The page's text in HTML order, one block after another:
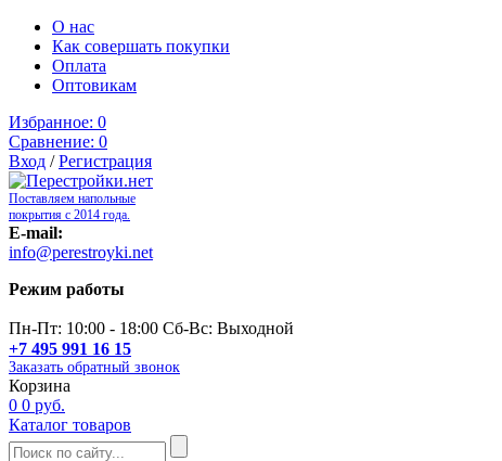
О нас
Как совершать покупки
Оплата
Оптовикам
Избранное: 0
Сравнение: 0
Вход /Регистрация
Поставляем напольные
покрытия с 2014 года.
E-mail:
info@perestroyki.net
Режим работы
Пн-Пт: 10:00 - 18:00 Сб-Вс: Выходной
+7 495 991 16 15
Заказать обратный звонок
Корзина
0 0 руб.
Каталог товаров